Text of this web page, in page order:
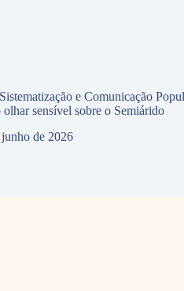
e Comunicação
olhar sensível sobre o Semiárido
de 2026